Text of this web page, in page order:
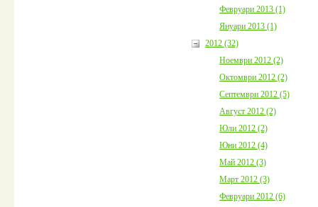
Февруари 2013 (1)
Януари 2013 (1)
2012 (32)
Ноември 2012 (2)
Октомври 2012 (2)
Септември 2012 (5)
Август 2012 (2)
Юли 2012 (2)
Юни 2012 (4)
Май 2012 (3)
Март 2012 (3)
Февруари 2012 (6)